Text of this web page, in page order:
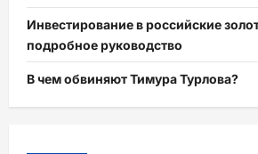
Инвестирование в российские
подробное руководство
В чем обвиняют Тимура Турлова?